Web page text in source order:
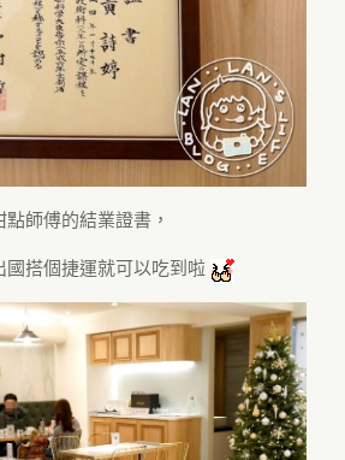
師傅的結業證書，
國搭個捷運就可以吃到啦